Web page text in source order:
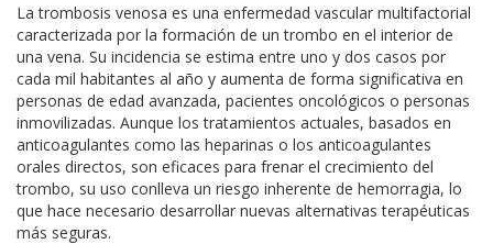
La trombosis venosa es una enfermedad vascular multifactorial
caracterizada por la formación de un trombo en el interior de
una vena. Su incidencia se estima entre uno y dos casos por
cada mil habitantes al año y aumenta de forma significativa en
personas de edad avanzada, pacientes oncológicos o personas
inmovilizadas. Aunque los tratamientos actuales, basados en
anticoagulantes como las heparinas o los anticoagulantes
orales directos, son eficaces para frenar el crecimiento del
trombo, su uso conlleva un riesgo inherente de hemorragia, lo
que hace necesario desarrollar nuevas alternativas terapéuticas
más seguras.